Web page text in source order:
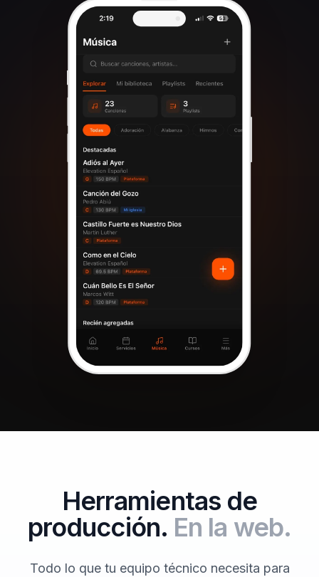
Herramientas de
producción. En la web.
Todo lo que tu equipo técnico necesita para